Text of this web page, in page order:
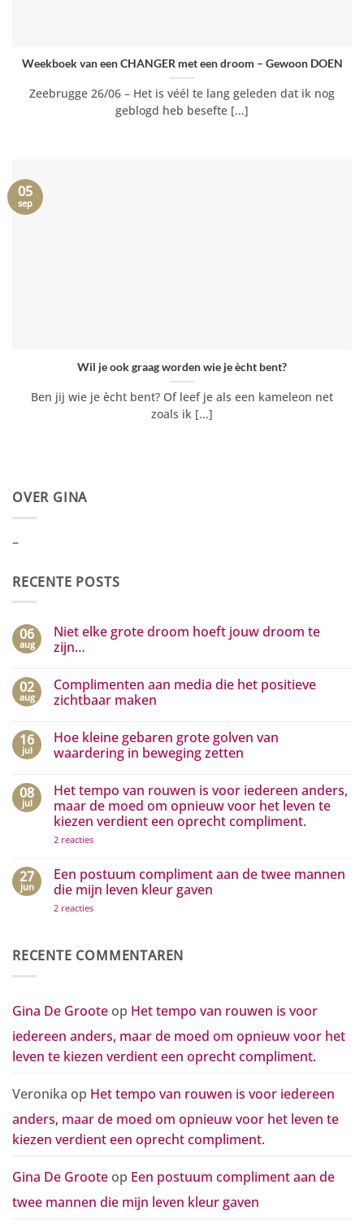
Weekboek van een CHANGER met een droom – Gewoon DOEN
Zeebrugge 26/06 – Het is véél te lang geleden dat ik nog
geblogd heb besefte [...]
Wil je ook graag worden wie je ècht bent?
Ben jij wie je ècht bent? Of leef je als een kameleon net
zoals ik [...]
05
sep
OVER GINA
–
RECENTE POSTS
06
aug
Niet elke grote droom hoeft jouw droom te
zijn…
op
Niet
elke
hoeft
jouw
droom
02
aug
Complimenten aan media die het positieve
zichtbaar maken
op
Complimenten
aan
het
positieve
zichtbaar
maken
16
jul
Hoe kleine gebaren grote golven van
waardering in beweging zetten
op
Hoe
kleine
gebaren
golven
in
beweging
zetten
08
jul
Het tempo van rouwen is voor iedereen anders,
maar de moed om opnieuw voor het leven te
kiezen verdient een oprecht compliment.
2 reactiesop
van
rouwen
is
iedereen
moed
leven
te
verdient
oprecht
27
jun
Een postuum compliment aan de twee mannen
die mijn leven kleur gaven
2 reactiesop
aan
de
leven
gaven
RECENTE COMMENTAREN
Gina De Groote op Het tempo van rouwen is voor
iedereen anders, maar de moed om opnieuw voor het
leven te kiezen verdient een oprecht compliment.
Veronika op Het tempo van rouwen is voor iedereen
anders, maar de moed om opnieuw voor het leven te
kiezen verdient een oprecht compliment.
Gina De Groote op Een postuum compliment aan de
twee mannen die mijn leven kleur gaven